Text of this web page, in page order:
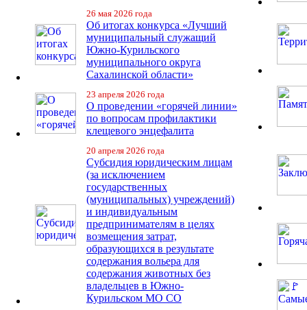
26 мая 2026 года
Об итогах конкурса «Лучший
муниципальный служащий
Южно-Курильского
муниципального округа
Сахалинской области»
23 апреля 2026 года
О проведении «горячей линии»
по вопросам профилактики
клещевого энцефалита
20 апреля 2026 года
Субсидия юридическим лицам
(за исключением
государственных
(муниципальных) учреждений)
и индивидуальным
предпринимателям в целях
возмещения затрат,
образующихся в результате
содержания вольера для
содержания животных без
владельцев в Южно-
Курильском МО СО